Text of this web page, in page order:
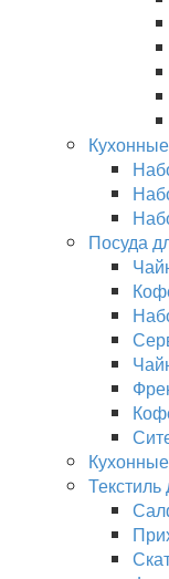
Посуда
Текстиль